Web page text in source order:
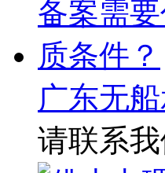
广东无
请联系